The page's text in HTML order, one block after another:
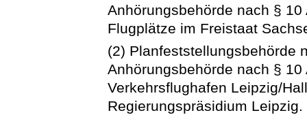
Anhörungsbehörde nach §
Flugplätze im Freistaat
(2) Planfeststellungsbehörde
Anhörungsbehörde nach §
Verkehrsflughafen Leipzig/
Regierungspräsidium Leipzig.